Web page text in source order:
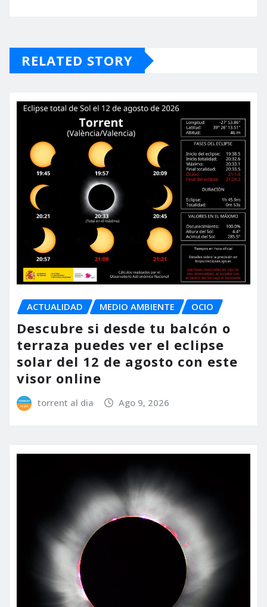
RELATED STORY
ACTUALIDAD MEDIO AMBIENTE OCIO
Descubre si desde tu balcón o
terraza puedes ver el eclipse
solar del 12 de agosto con este
visor online
torrent al dia Ago 9, 2026